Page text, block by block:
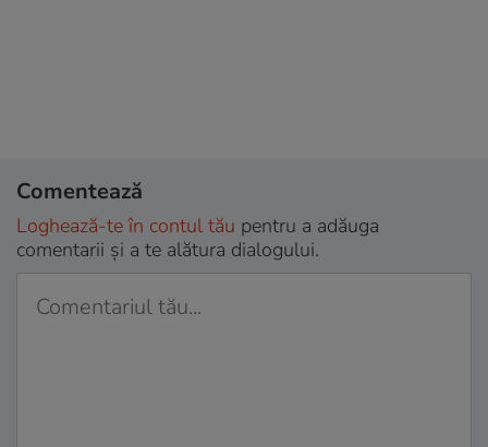
Comentează
Loghează-te în contul tău pentru a adăuga
comentarii și a te alătura dialogului.